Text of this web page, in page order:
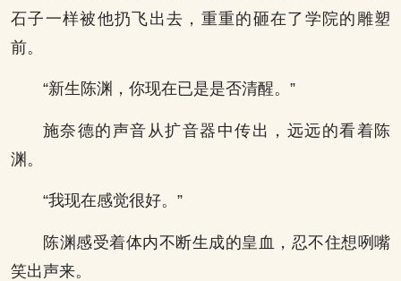
石子一样被他扔飞出去，重重的砸在了学院的雕塑
前。
“新生陈渊，你现在已是是否清醒。”
施奈德的声音从扩音器中传出，远远的看着陈
渊。
“我现在感觉很好。”
陈渊感受着体内不断生成的皇血，忍不住想咧嘴
笑出声来。